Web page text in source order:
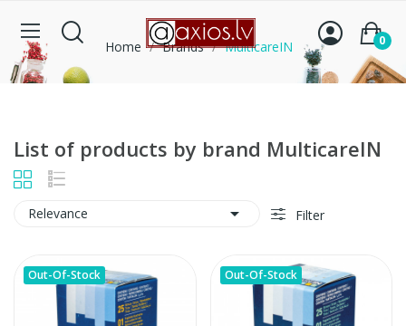
0
Home Brands MulticareIN
List of products by brand MulticareIN
Relevance  Filter
Out-Of-Stock Out-Of-Stock